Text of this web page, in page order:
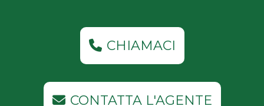
CHIAMACI
CONTATTA L'AGENTE